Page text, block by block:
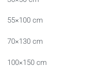
55×100 cm
70×130 cm
100×150 cm